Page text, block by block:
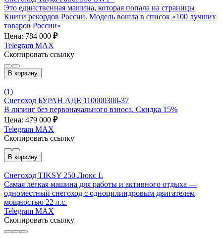
Это единственная машина, которая попала на страницы
Книги рекордов России. Модель вошла в список «100 лучших
товаров России»
Цена: 784 000 ₽
Telegram MAX
Скопировать ссылку
В корзину
(1)
Снегоход БУРАН АДЕ 110000300-37
В лизинг без первоначального взноса. Скидка 15%
Цена: 479 000 ₽
Telegram MAX
Скопировать ссылку
В корзину
Снегоход TIKSY 250 Люкс L
Самая лёгкая машина для работы и активного отдыха —
одноместный снегоход с одноцилиндровым двигателем
мощностью 22 л.с.
Telegram MAX
Скопировать ссылку